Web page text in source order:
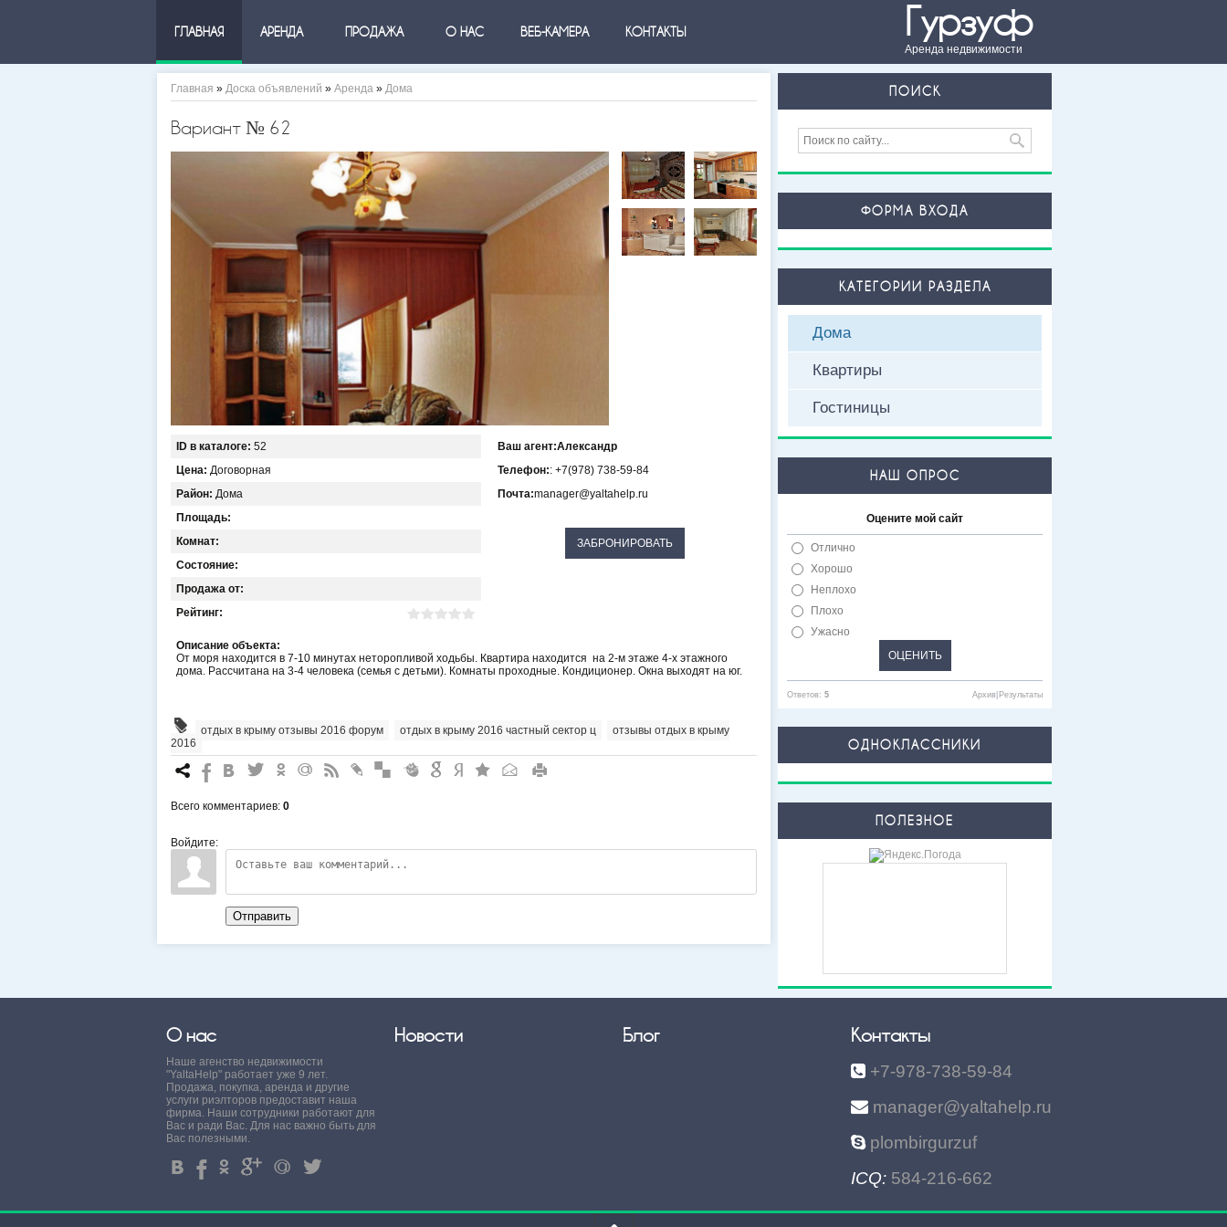
ГЛАВНАЯ АРЕНДА ПРОДАЖА О НАС ВЕБ-КАМЕРА КОНТАКТЫ Гурзуф
Аренда недвижимости
Главная » Доска объявлений » Аренда » Дома
Вариант № 62
ID в каталоге: 52
Цена: Договорная
Район: Дома
Площадь:
Комнат:
Состояние:
Продажа от:
Рейтинг:
Ваш агент:Александр
Телефон:: +7(978) 738-59-84
Почта:manager@yaltahelp.ru
Описание объекта:
От моря находится в 7-10 минутах неторопливой ходьбы. Квартира находится на 2-м этаже 4-х этажного
дома. Рассчитана на 3-4 человека (семья с детьми). Комнаты проходные. Кондиционер. Окна выходят на юг.
отдых в крыму отзывы 2016 форум отдых в крыму 2016 частный сектор ц
отзывы отдых в крыму
2016
7 % 4 3 . + 0 * # " & 6 Q P R
Всего комментариев: 0
Войдите:
Отправить
ПОИСК
ФОРМА ВХОДА
КАТЕГОРИИ РАЗДЕЛА
Дома
Квартиры
Гостиницы
НАШ ОПРОС
Оцените мой сайт
Отлично
Хорошо
Неплохо
Плохо
Ужасно
Ответов: 5 Результаты
Архив
ОДНОКЛАССНИКИ
ПОЛЕЗНОЕ
О нас
Наше агенство недвижимости
"YaltaHelp" работает уже 9 лет.
Продажа, покупка, аренда и другие
услуги риэлторов предоставит наша
фирма. Наши сотрудники работают для
Вас и ради Вас. Для нас важно быть для
Вас полезными.
4 % . ' + 3
Новости Блог Контакты
+7-978-738-59-84
manager@yaltahelp.ru
plombirgurzuf
ICQ: 584-216-662